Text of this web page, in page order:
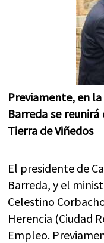
Previamente, en
Barreda se
Tierra de Viñedos
El presidente de
Barreda, y el
Celestino
Herencia (Ciudad
Empleo.